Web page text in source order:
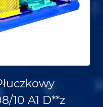
10 A1 D**z